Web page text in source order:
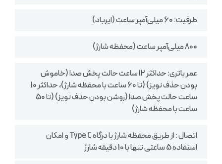
ظرفیت: 60 میلی‌آمپر ساعت (ایرباد)
800 میلی‌آمپر ساعت (محفظه شارژ)
عمر باتری: حداکثر 12 ساعت حالت پخش صدا (خاموش
بودن حذف نویز) (تا 60 ساعت با محفظه شارژ)، حداکثر 10
ساعت حالت پخش صدا (روشن بودن حذف نویز) (تا 50
ساعت با محفظه شارژ)
اتصال : از طریق محفظه شارژ با درگاه Type C و امکان
استفاده 5 ساعتی تنها با 10 دقیقه شارژ